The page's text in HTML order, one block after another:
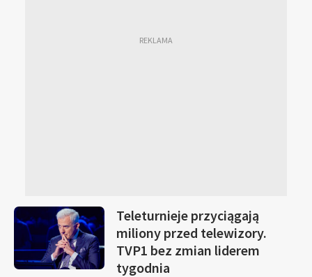
Teleturnieje przyciągają
miliony przed telewizory.
TVP1 bez zmian liderem
tygodnia